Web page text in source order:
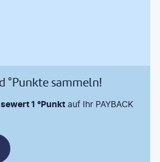
°Punkte sammeln!
1 °Punkt auf Ihr PAYBACK